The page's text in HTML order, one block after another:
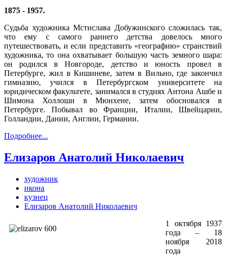
1875 - 1957.
Судьба художника Мстислава Добужинского сложилась так,
что ему с самого раннего детства довелось много
путешествовать, и если представить «географию» странствий
художника, то она охватывает большую часть земного шара:
он родился в Новгороде, детство и юность провел в
Петербурге, жил в Кишиневе, затем в Вильно, где закончил
гимназию, учился в Петербургском университете на
юридическом факультете, занимался в студиях Антона Ашбе и
Шимона Холлоши в Мюнхене, затем обосновался в
Петербурге. Побывал во Франции, Италии, Швейцарии,
Голландии, Дании, Англии, Германии.
Подробнее...
Елизаров Анатолий Николаевич
художник
икона
кузнец
Елизаров Анатолий Николаевич
1 октября 1937
года – 18
ноября 2018
года